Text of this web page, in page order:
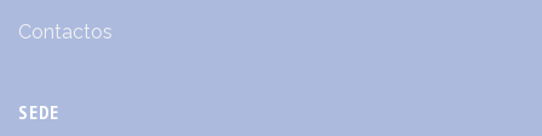
Contactos
SEDE